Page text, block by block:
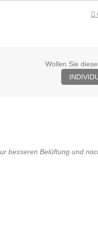
Wollen Sie
besseren Belüftung und